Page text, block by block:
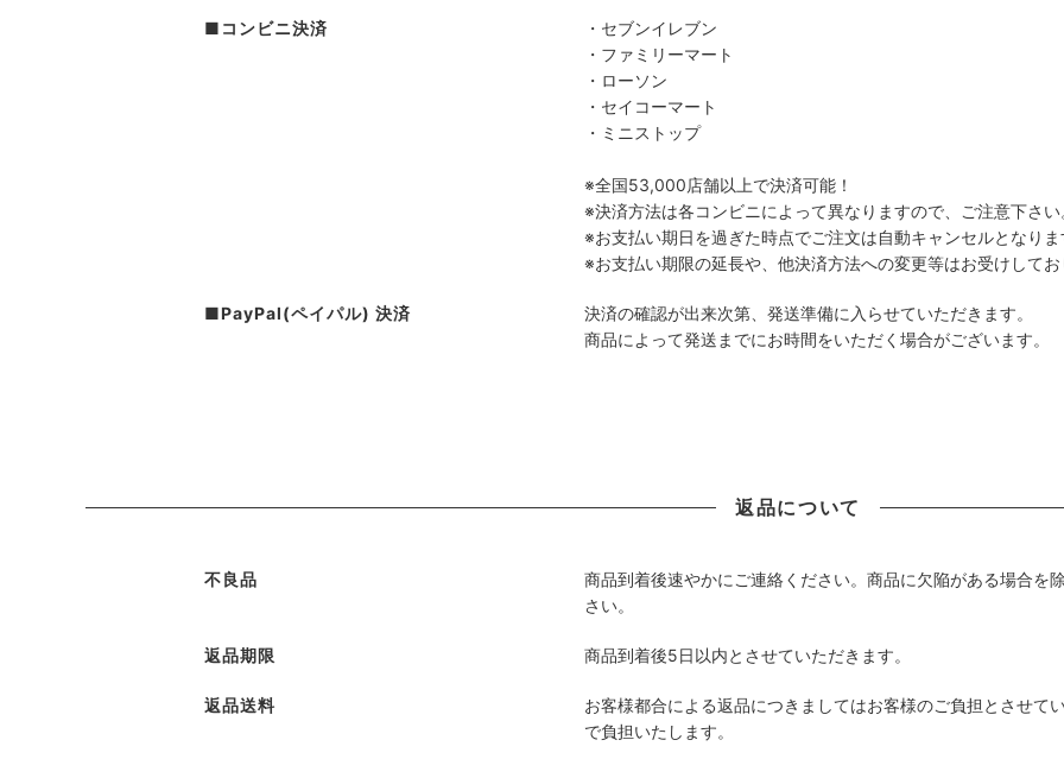
■コンビニ決済
・セブンイレブン
・ファミリーマート
・ローソン
・セイコーマート
・ミニストップ
※全国53,000店舗以上で決済可能！
※決済方法は各コンビニによって異なりますので、ご注意下さい
※お支払い期日を過ぎた時点でご注文は自動キャンセルとなりま
※お支払い期限の延長や、他決済方法への変更等はお受けしてお
■PayPal(ペイパル) 決済
決済の確認が出来次第、発送準備に入らせていただきます。
商品によって発送までにお時間をいただく場合がございます。
返品について
不良品
商品到着後速やかにご連絡ください。商品に欠陥がある場合を
さい。
返品期限 商品到着後5日以内とさせていただきます。
返品送料
お客様都合による返品につきましてはお客様のご負担とさせて
で負担いたします。